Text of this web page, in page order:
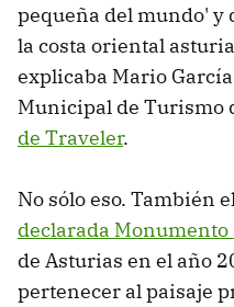
pequeña del mundo' y
la costa oriental
explicaba Mario
Municipal de Turismo
de Traveler.
No sólo eso. También
declarada
de Asturias en el año
pertenecer al paisaje